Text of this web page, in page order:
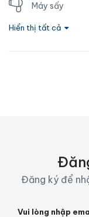
Máy sấy
Nước nóng
Hiển thị tất cả
Đăng ký để
Vui lòng nhập